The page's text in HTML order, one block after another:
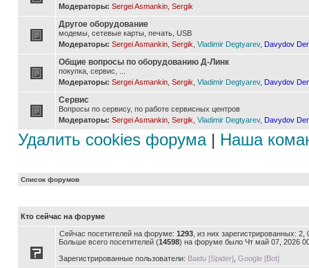
Модераторы: Sergei Asmankin Sergik
Другое оборудование
модемы, сетевые карты, печать, USB
Модераторы: Sergei Asmankin Sergik Vladimir Degtyarev, Davydov
Общие вопросы по оборудованию Д-Линк
покупка, сервис, ...
Модераторы: Sergei Asmankin Sergik Vladimir Degtyarev, Davydov
Сервис
Вопросы по сервису, по работе сервисных центров
Модераторы: Sergei Asmankin Sergik Vladimir Degtyarev, Davydov
Удалить cookies форума| Наша
Список форумов
Кто сейчас на форуме
Сейчас посетителей на форуме: 1293 , из них зарегистрированных:
Больше всего посетителей (14598) на форуме было Чт май 07, 2026
Зарегистрированные пользователи: Baidu [Spider] Google [Bot]